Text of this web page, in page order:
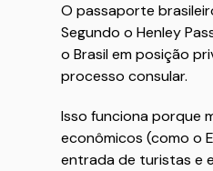
O passaporte
Segundo o Henley
o Brasil em posição
processo consular.
Isso funciona porque
econômicos (como o
entrada de turistas e